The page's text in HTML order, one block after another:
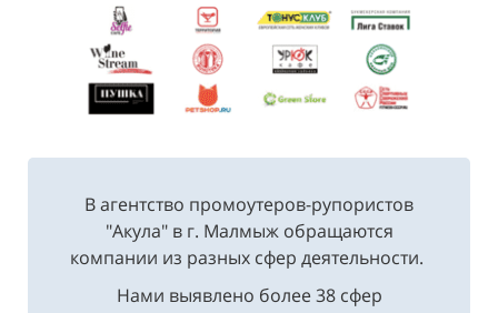
В агентство промоутеров-рупористов
"Акула" в г. Малмыж обращаются
компании из разных сфер деятельности.
Нами выявлено более 38 сфер